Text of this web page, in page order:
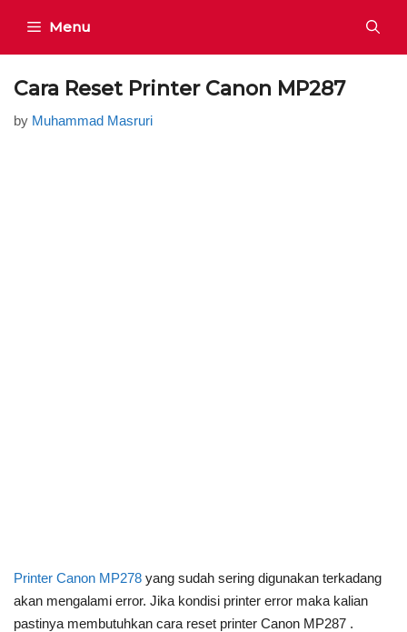
content
Menu
Cara Reset Printer Canon MP287
by Muhammad Masruri
Printer Canon MP278 yang sudah sering digunakan terkadang
akan mengalami error. Jika kondisi printer error maka kalian
pastinya membutuhkan cara reset printer Canon MP287 .